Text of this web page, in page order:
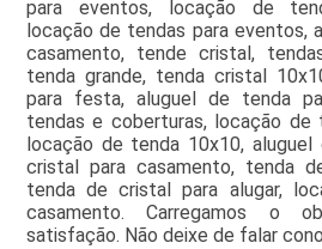
para eventos, locação de
locação de tendas para eventos,
casamento, tende cristal,
tenda grande, tenda cristal
para festa, aluguel de tenda
tendas e coberturas, locação de
locação de tenda 10x10,
cristal para casamento, tenda
tenda de cristal para alugar,
casamento. Carregamos o
satisfação. Não deixe de falar